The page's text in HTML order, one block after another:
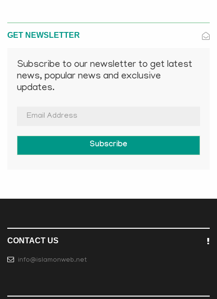
GET NEWSLETTER
Subscribe to our newsletter to get latest
news, popular news and exclusive
updates.
Subscribe
CONTACT US
info@islamonweb.net